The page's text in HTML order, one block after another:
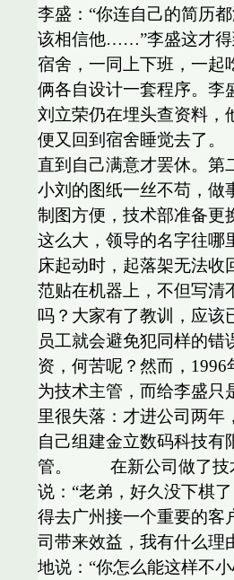
李盛：“你连自己的简历
该相信他……”李盛这才
宿舍，一同上下班，一起
俩各自设计一套程序。李
刘立荣仍在埋头查资料，
便又回到宿舍睡觉去了
直到自己满意才罢休。第
小刘的图纸一丝不苟，
制图方便，技术部准备更
这么大，领导的名字往
床起动时，起落架无法收
范贴在机器上，不但写清
吗？大家有了教训，应该
员工就会避免犯同样的
资，何苦呢？然而，
为技术主管，而给李盛
里很失落：才进公司两
自己组建金立数码科技有
管。 在新公司做了技术
说：“老弟，好久没下棋
得去广州接一个重要的客
司带来效益，我有什么
地说：“你怎么能这样不